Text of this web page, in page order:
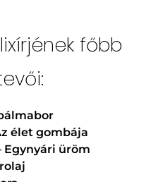
főbb
élet gombája
Egynyári üröm